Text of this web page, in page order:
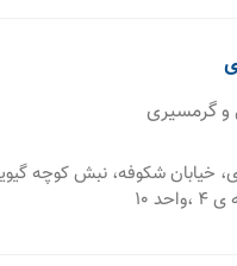
گرمسیری
خیابان شکوفه، نبش کوچه